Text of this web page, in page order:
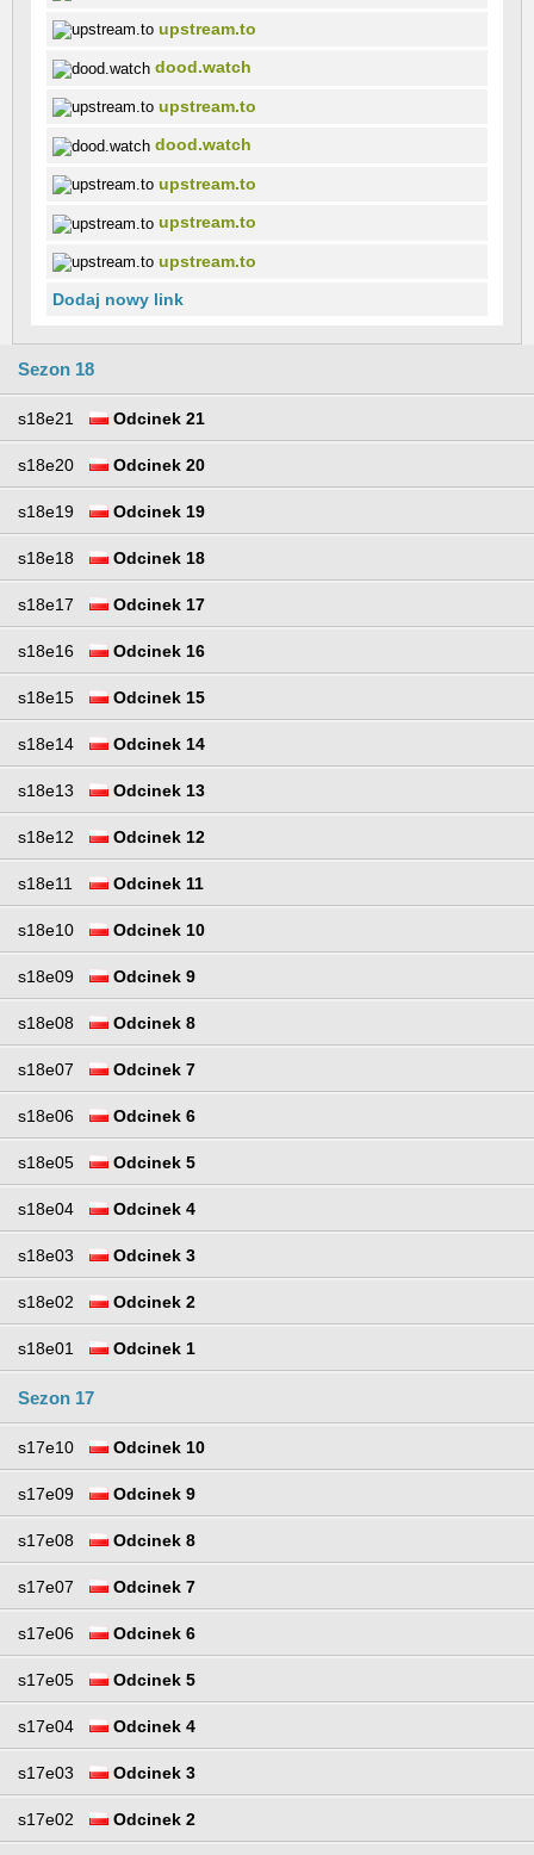
upstream.to
dood.watch
upstream.to
dood.watch
upstream.to
upstream.to
upstream.to
Dodaj nowy link
Sezon 18
s18e21 Odcinek 21
s18e20 Odcinek 20
s18e19 Odcinek 19
s18e18 Odcinek 18
s18e17 Odcinek 17
s18e16 Odcinek 16
s18e15 Odcinek 15
s18e14 Odcinek 14
s18e13 Odcinek 13
s18e12 Odcinek 12
s18e11 Odcinek 11
s18e10 Odcinek 10
s18e09 Odcinek 9
s18e08 Odcinek 8
s18e07 Odcinek 7
s18e06 Odcinek 6
s18e05 Odcinek 5
s18e04 Odcinek 4
s18e03 Odcinek 3
s18e02 Odcinek 2
s18e01 Odcinek 1
Sezon 17
s17e10 Odcinek 10
s17e09 Odcinek 9
s17e08 Odcinek 8
s17e07 Odcinek 7
s17e06 Odcinek 6
s17e05 Odcinek 5
s17e04 Odcinek 4
s17e03 Odcinek 3
s17e02 Odcinek 2